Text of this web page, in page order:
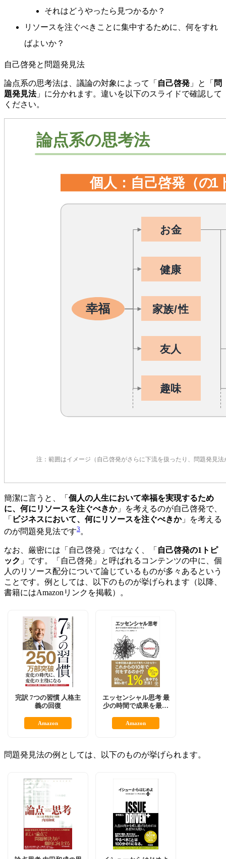
それはどうやったら見つかるか？
リソースを注ぐべきことに集中するために、何をすれ
ばよいか？
自己啓発と問題発見法
論点系の思考法は、議論の対象によって「 自己啓発 」と「 問
題発見法」に分かれます。違いを以下のスライドで確認して
ください。
簡潔に言うと、「 個人の人生において幸福を実現するため
に、何にリソースを注ぐべきか」を考えるのが自己啓発で、
「 ビジネスにおいて、何にリソースを注ぐべきか」を考える
のが問題発見法です3 。
なお、厳密には「自己啓発」ではなく、「 自己啓発の1トピ
ック 」です。「自己啓発」と呼ばれるコンテンツの中に、個
人のリソース配分について論じているものが多々あるという
ことです。例としては、以下のものが挙げられます（以降、
書籍にはAmazonリンクを掲載）。
完訳 7つの習慣 人格主
義の回復
Amazon
エッセンシャル思考 最
少の時間で成果を最大
Amazon
問題発見法の例としては、以下のものが挙げられます。